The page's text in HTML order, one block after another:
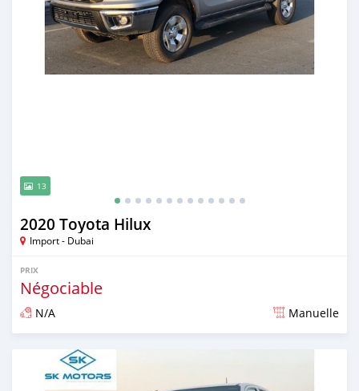
13
2020 Toyota Hilux
Import - Dubai
PRIX
Négociable
N/A Manuelle
Publié il y a presque 6 ans